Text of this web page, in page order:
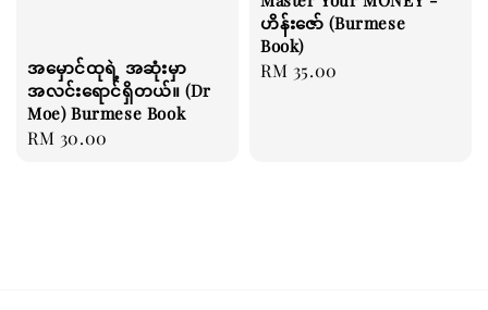
အမှောင်ထုရဲ့ အဆုံးမှာ
အလင်းရောင်ရှိတယ်။ (Dr
Moe) Burmese Book
Regular
RM 30.00
ဟိန်းဇော် (Burmese
Book)
Regular
RM 35.00